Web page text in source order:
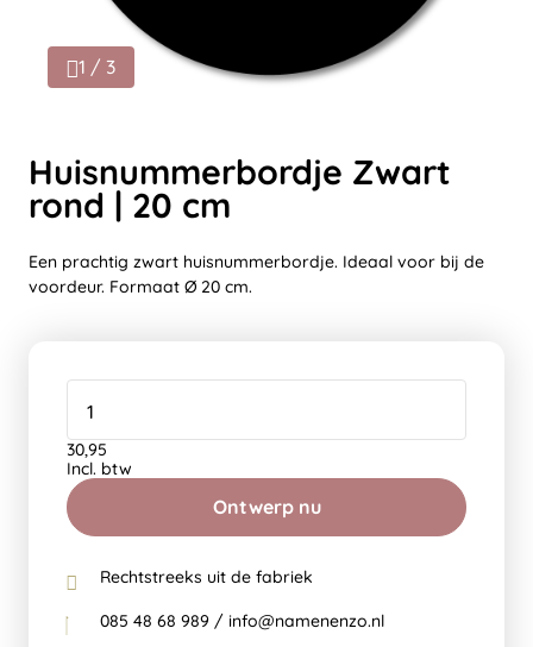
1 / 3
Huisnummerbordje Zwart
rond | 20 cm
Een prachtig zwart huisnummerbordje. Ideaal voor bij de
voordeur. Formaat Ø 20 cm.
Ontwerp nu
30,95
Incl. btw
Rechtstreeks uit de fabriek
085 48 68 989 / info@namenenzo.nl